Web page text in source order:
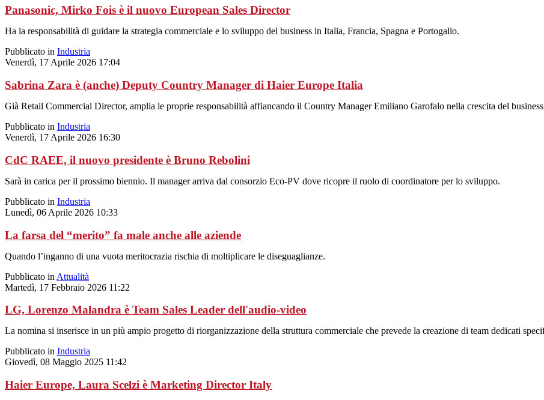
Panasonic, Mirko Fois è il nuovo European Sales Director
Ha la responsabilità di guidare la strategia commerciale e lo sviluppo del business in Italia, Francia, Spagna e Portogallo.
Pubblicato in Industria
Venerdì, 17 Aprile 2026 17:04
Sabrina Zara è (anche) Deputy Country Manager di Haier Europe Italia
Già Retail Commercial Director, amplia le proprie responsabilità affiancando il Country Manager Emiliano Garofalo nella crescita del business
Pubblicato in Industria
Venerdì, 17 Aprile 2026 16:30
CdC RAEE, il nuovo presidente è Bruno Rebolini
Sarà in carica per il prossimo biennio. Il manager arriva dal consorzio Eco-PV dove ricopre il ruolo di coordinatore per lo sviluppo.
Pubblicato in Industria
Lunedì, 06 Aprile 2026 10:33
La farsa del “merito” fa male anche alle aziende
Quando l’inganno di una vuota meritocrazia rischia di moltiplicare le diseguaglianze.
Pubblicato in Attualità
Martedì, 17 Febbraio 2026 11:22
LG, Lorenzo Malandra è Team Sales Leader dell'audio-video
La nomina si inserisce in un più ampio progetto di riorganizzazione della struttura commerciale che prevede la creazione di team dedicati
Pubblicato in Industria
Giovedì, 08 Maggio 2025 11:42
Haier Europe, Laura Scelzi è Marketing Director Italy